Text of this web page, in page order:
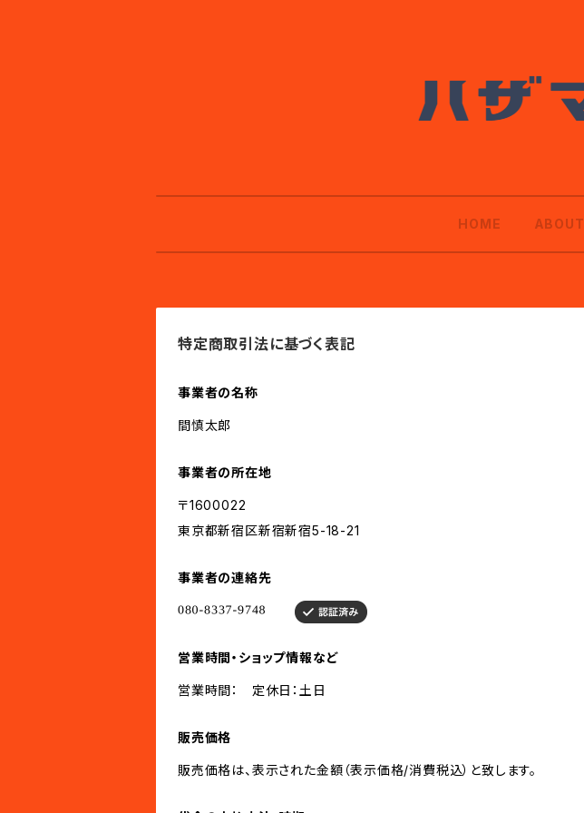
HOME ABOUT
特定商取引法に基づく表記
事業者の名称
間慎太郎
事業者の所在地
〒1600022
東京都新宿区新宿新宿5-18-21
事業者の連絡先
営業時間・ショップ情報など
営業時間： 定休日：土日
販売価格
販売価格は、表示された金額（表示価格/消費税込）と致します。